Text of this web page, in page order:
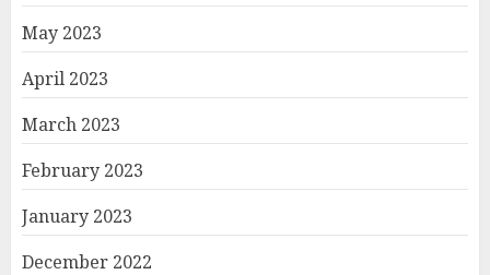
May 2023
April 2023
March 2023
February 2023
January 2023
December 2022